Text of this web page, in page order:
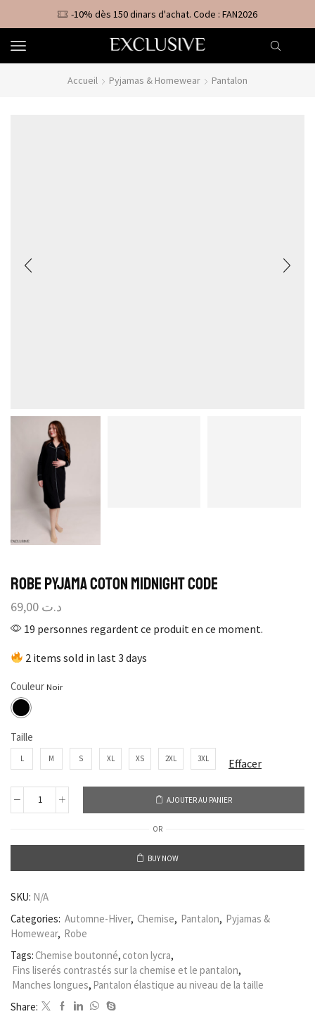
-10% dès 150 dinars d'achat. Code : FAN2026
Accueil Pyjamas & Homewear Pantalon
Robe Pyjama Coton Midnight Code
د.ت
19 personnes regardent ce produit en ce moment.
2 items sold in last 3 days
Couleur
Taille
L M S XL XS 2XL 3XL Effacer
AJOUTER AU PANIER
OR
BUY NOW
SKU: N/A
Categories: Automne-Hiver, Chemise, Pantalon, Pyjamas &
Homewear, Robe
Tags: Chemise boutonné, coton lycra,
Fins liserés contrastés sur la chemise et le pantalon,
Manches longues, Pantalon élastique au niveau de la taille
Share: